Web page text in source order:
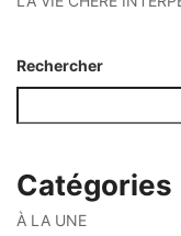
Rechercher
Catégories
À LA UNE